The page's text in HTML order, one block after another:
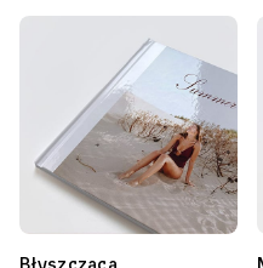
Błyszcząca